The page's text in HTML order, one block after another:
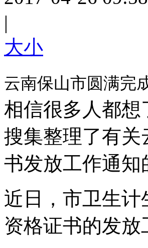
|
大小
云南保山市圆满完
相信很多人都
搜集整理了有关
书发放工作通
近日，市卫生计
资格证书的发放